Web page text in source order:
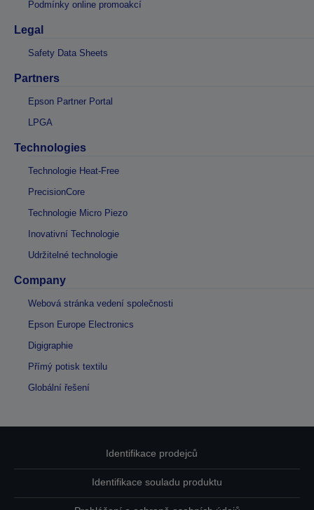
Podmínky online promoakcí
Legal
Safety Data Sheets
Partners
Epson Partner Portal
LPGA
Technologies
Technologie Heat-Free
PrecisionCore
Technologie Micro Piezo
Inovativní Technologie
Udržitelné technologie
Company
Webová stránka vedení společnosti
Epson Europe Electronics
Digigraphie
Přímý potisk textilu
Globální řešení
Identifikace prodejců
Identifikace souladu produktu